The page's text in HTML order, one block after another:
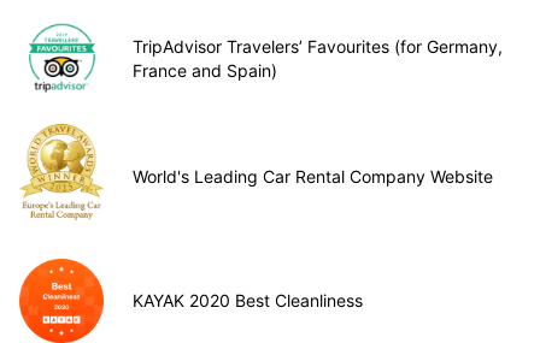
TripAdvisor Travelers’ Favourites (for Germany,
France and Spain)
World's Leading Car Rental Company Website
KAYAK 2020 Best Cleanliness